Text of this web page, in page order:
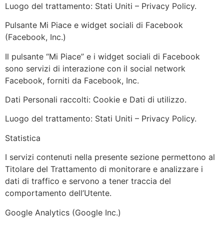
Luogo del trattamento: Stati Uniti – Privacy Policy.
Pulsante Mi Piace e widget sociali di Facebook
(Facebook, Inc.)
Il pulsante “Mi Piace” e i widget sociali di Facebook
sono servizi di interazione con il social network
Facebook, forniti da Facebook, Inc.
Dati Personali raccolti: Cookie e Dati di utilizzo.
Luogo del trattamento: Stati Uniti – Privacy Policy.
Statistica
I servizi contenuti nella presente sezione permettono al
Titolare del Trattamento di monitorare e analizzare i
dati di traffico e servono a tener traccia del
comportamento dell’Utente.
Google Analytics (Google Inc.)